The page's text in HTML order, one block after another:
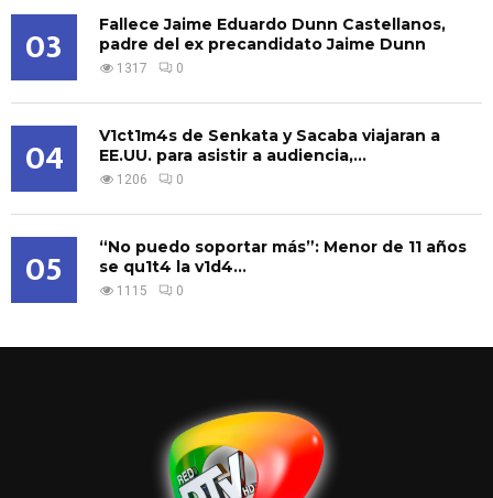
03
Fallece Jaime Eduardo Dunn Castellanos,
padre del ex precandidato Jaime Dunn
1317 0
04
V1ct1m4s de Senkata y Sacaba viajaran a
EE.UU. para asistir a audiencia,...
1206 0
05
“No puedo soportar más”: Menor de 11 años
se qu1t4 la v1d4...
1115 0